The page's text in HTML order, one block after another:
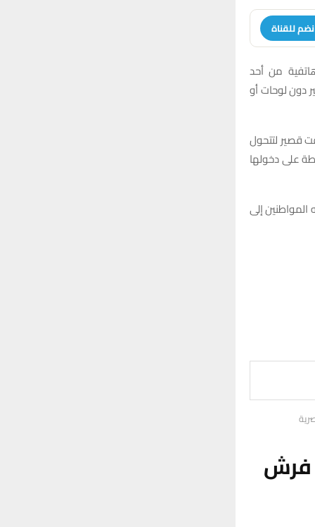
للقناة
من أحد
دون لوحات أو
قصير لتتحول
على دخولها
إلى
فرش